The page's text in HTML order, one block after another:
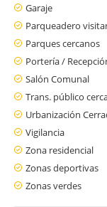
Garaje
Parqueadero
Parques cercanos
Portería /
Salón Comunal
Trans. público
Urbanización
Vigilancia
Zona residencial
Zonas deportivas
Zonas verdes